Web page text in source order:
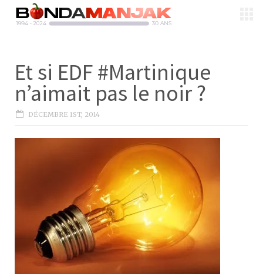
Et si EDF #Martinique
n’aimait pas le noir ?
DÉCEMBRE 1ST, 2014